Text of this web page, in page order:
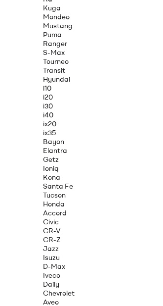
Kuga
Mondeo
Mustang
Puma
Ranger
S-Max
Tourneo
Transit
Hyundai
i10
i20
i30
i40
ix20
ix35
Bayon
Elantra
Getz
Ioniq
Kona
Santa Fe
Tucson
Honda
Accord
Civic
CR-V
CR-Z
Jazz
Isuzu
D-Max
Iveco
Daily
Chevrolet
Aveo